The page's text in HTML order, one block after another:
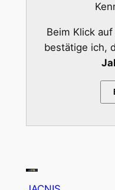
Beim Klick
bestätige ich,